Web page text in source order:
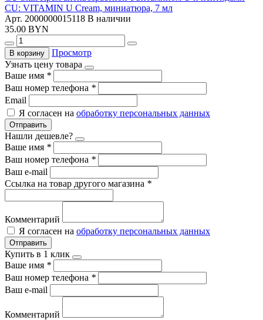
CU: VITAMIN U Cream, миниатюра, 7 мл
Арт. 2000000015118 В наличии
35.00 BYN
В корзину
Просмотр
Узнать цену товара
Ваше имя *
Ваш номер телефона *
Email
Я согласен на обработку персональных данных
Отправить
Нашли дешевле?
Ваше имя *
Ваш номер телефона *
Ваш e-mail
Ссылка на товар другого магазина *
Комментарий
Я согласен на обработку персональных данных
Отправить
Купить в 1 клик
Ваше имя *
Ваш номер телефона *
Ваш e-mail
Комментарий